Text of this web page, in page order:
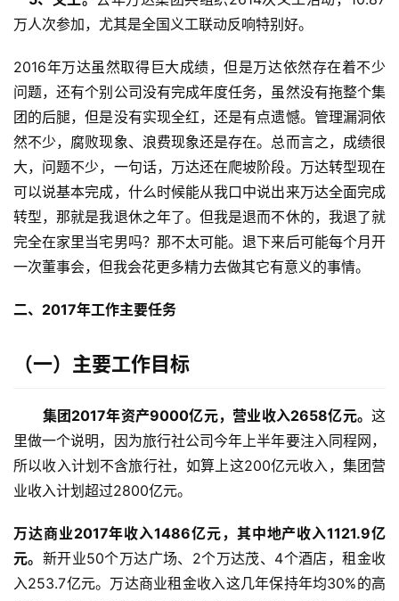
万人次参加，尤其是全国义工联动反响特别好。
2016年万达虽然取得巨大成绩，但是万达依然存在着不少
问题，还有个别公司没有完成年度任务，虽然没有拖整个集
团的后腿，但是没有实现全红，还是有点遗憾。管理漏洞依
然不少，腐败现象、浪费现象还是存在。总而言之，成绩很
大，问题不少，一句话，万达还在爬坡阶段。万达转型现在
可以说基本完成，什么时候能从我口中说出来万达全面完成
转型，那就是我退休之年了。但我是退而不休的，我退了就
完全在家里当宅男吗？那不太可能。退下来后可能每个月开
一次董事会，但我会花更多精力去做其它有意义的事情。
二、2017年工作主要任务
（一） 主要工作目标
集团2017年资产9000亿元，营业收入2658亿元。 这
里做一个说明，因为旅行社公司今年上半年要注入同程网，
所以收入计划不含旅行社，如算上这200亿元收入，集团营
业收入计划超过2800亿元。
万达商业2017年收入1486亿元，其中地产收入1121.9亿
元。 新开业50个万达广场、2个万达茂、4个酒店，租金收
入253.7亿元。万达商业租金收入这几年保持年均30%的高